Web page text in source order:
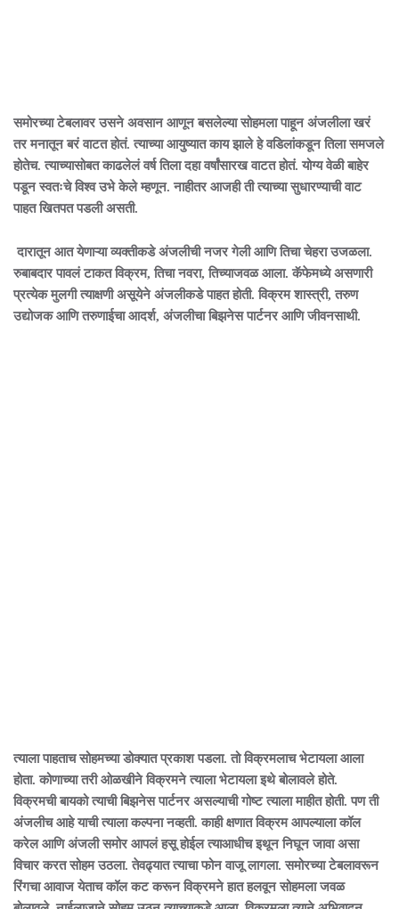
समोरच्या टेबलावर उसने अवसान आणून बसलेल्या सोहमला पाहून अंजलीला खरं
तर मनातून बरं वाटत होतं. त्याच्या आयुष्यात काय झाले हे वडिलांकडून तिला समजले
होतेच. त्याच्यासोबत काढलेलं वर्ष तिला दहा वर्षांसारख वाटत होतं. योग्य वेळी बाहेर
पडून स्वतःचे विश्व उभे केले म्हणून. नाहीतर आजही ती त्याच्या सुधारण्याची वाट
पाहत खितपत पडली असती.
दारातून आत येणाऱ्या व्यक्तीकडे अंजलीची नजर गेली आणि तिचा चेहरा उजळला.
रुबाबदार पावलं टाकत विक्रम, तिचा नवरा, तिच्याजवळ आला. कॅफेमध्ये असणारी
प्रत्येक मुलगी त्याक्षणी असूयेने अंजलीकडे पाहत होती. विक्रम शास्त्री, तरुण
उद्योजक आणि तरुणाईचा आदर्श, अंजलीचा बिझनेस पार्टनर आणि जीवनसाथी.
त्याला पाहताच सोहमच्या डोक्यात प्रकाश पडला. तो विक्रमलाच भेटायला आला
होता. कोणाच्या तरी ओळखीने विक्रमने त्याला भेटायला इथे बोलावले होते.
विक्रमची बायको त्याची बिझनेस पार्टनर असल्याची गोष्ट त्याला माहीत होती. पण ती
अंजलीच आहे याची त्याला कल्पना नव्हती. काही क्षणात विक्रम आपल्याला कॉल
करेल आणि अंजली समोर आपलं हसू होईल त्याआधीच इथून निघून जावा असा
विचार करत सोहम उठला. तेवढ्यात त्याचा फोन वाजू लागला. समोरच्या टेबलावरून
रिंगचा आवाज येताच कॉल कट करून विक्रमने हात हलवून सोहमला जवळ